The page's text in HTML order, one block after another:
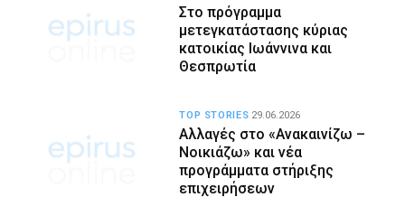
Στο πρόγραμμα
μετεγκατάστασης κύριας
κατοικίας Ιωάννινα και
Θεσπρωτία
Αλλαγές στο «Ανακαινίζω –
Νοικιάζω» και νέα
προγράμματα στήριξης
επιχειρήσεων
TOP STORIES 29.06.2026